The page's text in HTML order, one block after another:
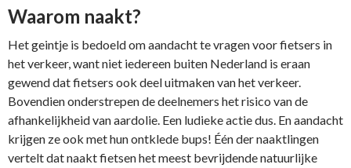
Waarom naakt?
Het geintje is bedoeld om aandacht te vragen voor fietsers in
het verkeer, want niet iedereen buiten Nederland is eraan
gewend dat fietsers ook deel uitmaken van het verkeer.
Bovendien onderstrepen de deelnemers het risico van de
afhankelijkheid van aardolie. Een ludieke actie dus. En aandacht
krijgen ze ook met hun ontklede bups! Één der naaktlingen
vertelt dat naakt fietsen het meest bevrijdende natuurlijke